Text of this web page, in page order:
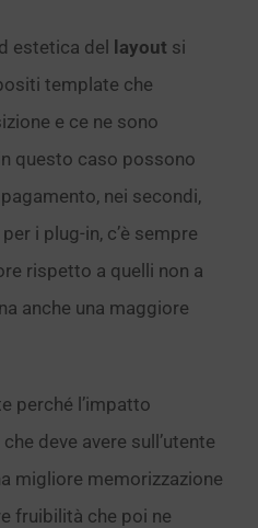
estetica del layout si
template che
e ce ne sono
questo caso possono
nei secondi,
i plug-in, c’è sempre
rispetto a quelli non a
anche una maggiore
perché l’impatto
deve avere sull’utente
migliore memorizzazione
fruibilità che poi ne